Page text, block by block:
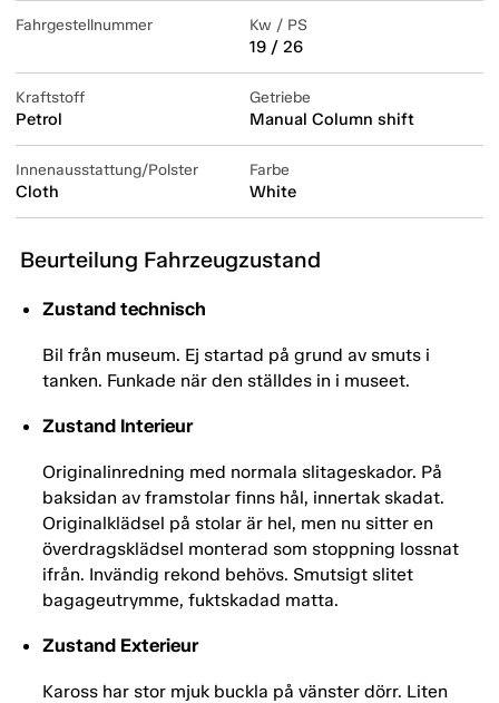
Fahrgestellnummer Kw / PS
19 / 26
Kraftstoff
Petrol
Getriebe
Manual Column shift
Innenausstattung/Polster
Cloth
Farbe
White
Beurteilung Fahrzeugzustand
Zustand technisch
Bil från museum. Ej startad på grund av smuts i
tanken. Funkade när den ställdes in i museet.
Zustand Interieur
Originalinredning med normala slitageskador. På
baksidan av framstolar finns hål, innertak skadat.
Originalklädsel på stolar är hel, men nu sitter en
överdragsklädsel monterad som stoppning lossnat
ifrån. Invändig rekond behövs. Smutsigt slitet
bagageutrymme, fuktskadad matta.
Zustand Exterieur
Kaross har stor mjuk buckla på vänster dörr. Liten